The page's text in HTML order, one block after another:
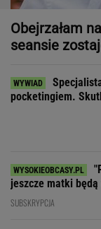
Obejrzałam
seansie
pocketingiem.
jeszcze matki
SUBSKRYPCJA